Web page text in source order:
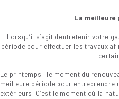
La meilleure
Lorsqu’il s’agit d’entretenir votre
période pour effectuer les travaux
Le printemps : le moment du
meilleure période pour entreprendre
extérieurs. C’est le moment où la